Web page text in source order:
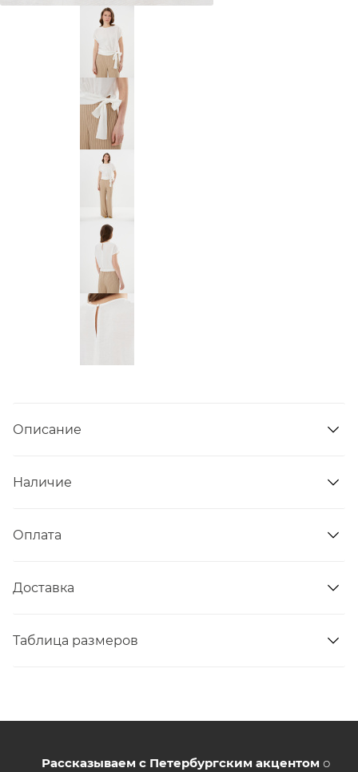
Описание
Наличие
Оплата
Доставка
Таблица размеров
Рассказываем с Петербургским акцентом о